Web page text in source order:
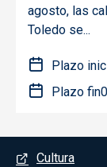
agosto, las
Toledo se...
Plazo
Plazo fin
Menú del
Cultura